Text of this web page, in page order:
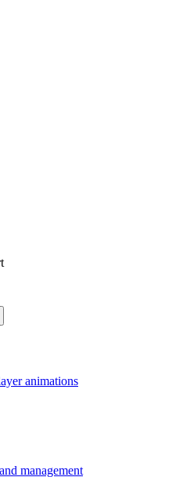
animations
management